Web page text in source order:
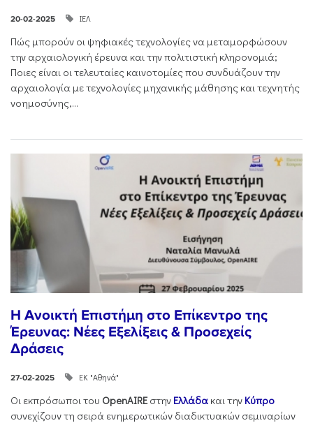
20-02-2025 ΙΕΛ
Πώς μπορούν οι ψηφιακές τεχνολογίες να μεταμορφώσουν
την αρχαιολογική έρευνα και την πολιτιστική κληρονομιά;
Ποιες είναι οι τελευταίες καινοτομίες που συνδυάζουν την
αρχαιολογία με τεχνολογίες μηχανικής μάθησης και τεχνητής
νοημοσύνης,...
Η Ανοικτή Επιστήμη στο Επίκεντρο της
Έρευνας: Νέες Εξελίξεις & Προσεχείς
Δράσεις
27-02-2025 ΕΚ "Αθηνά"
Οι εκπρόσωποι του OpenAIREστην Ελλάδα και την Κύπρο
συνεχίζουν τη σειρά ενημερωτικών διαδικτυακών σεμιναρίων